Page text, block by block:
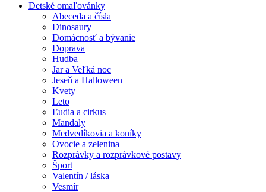
Detské omaľovánky
Abeceda a čísla
Dinosaury
Domácnosť a bývanie
Doprava
Hudba
Jar a Veľká noc
Jeseň a Halloween
Kvety
Leto
Ľudia a cirkus
Mandaly
Medvedíkovia a koníky
Ovocie a zelenina
Rozprávky a rozprávkové postavy
Šport
Valentín / láska
Vesmír